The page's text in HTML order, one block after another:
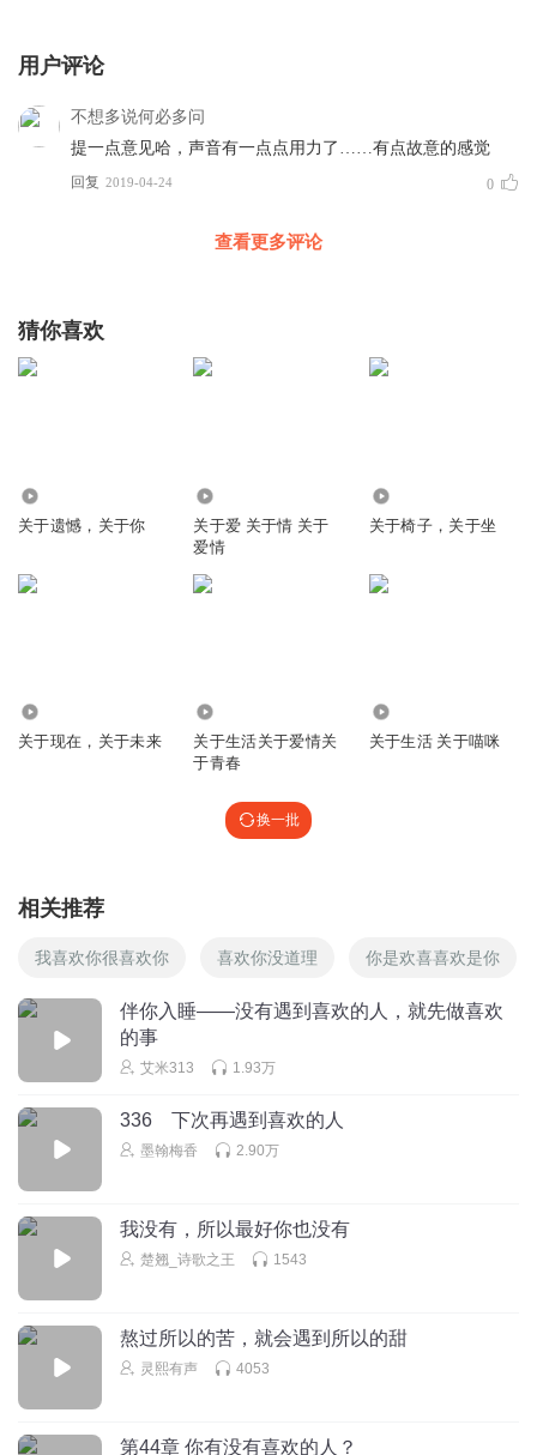
用户评论
不想多说何必多问
提一点意见哈，声音有一点点用力了……有点故意的感觉
回复 2019-04-24 0
查看更多评论
猜你喜欢
关于遗憾，关于你
关于爱 关于情 关于
爱情
关于椅子，关于坐
关于现在，关于未来
关于生活关于爱情关
于青春
关于生活 关于喵咪
换一批
相关推荐
我喜欢你很喜欢你 喜欢你没道理 你是欢喜喜欢是你
伴你入睡——没有遇到喜欢的人，就先做喜欢
的事
艾米313 1.93万
336 下次再遇到喜欢的人
墨翰梅香 2.90万
我没有，所以最好你也没有
楚翘_诗歌之王 1543
熬过所以的苦，就会遇到所以的甜
灵熙有声 4053
第44章 你有没有喜欢的人？